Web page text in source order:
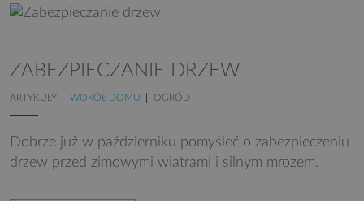
ZABEZPIECZANIE DRZEW
ARTYKUŁY WOKÓŁ DOMU OGRÓD
Dobrze już w październiku pomyśleć o zabezpieczeniu
drzew przed zimowymi wiatrami i silnym mrozem.